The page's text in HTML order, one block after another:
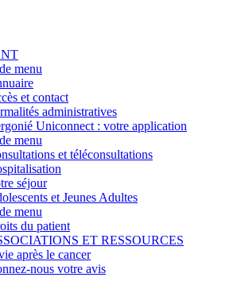
menu
et contact
administratives
Uniconnect : votre application
menu
et téléconsultations
séjour
et Jeunes Adultes
menu
du patient
ET RESSOURCES
après le cancer
nous votre avis